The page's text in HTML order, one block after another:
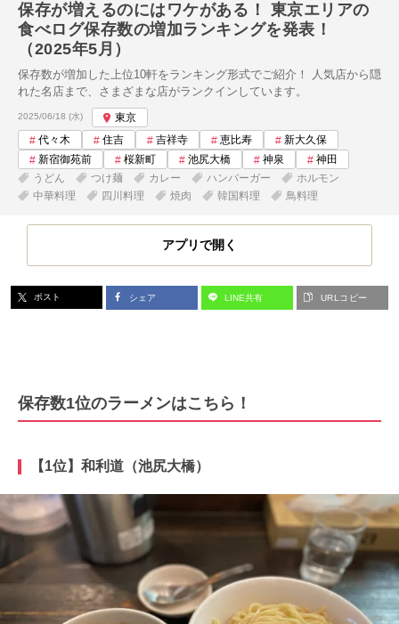
保存が増えるのにはワケがある！ 東京エリアの
食べログ保存数の増加ランキングを発表！
（2025年5月）
保存数が増加した上位10軒をランキング形式でご紹介！ 人気店から隠
れた名店まで、さまざまな店がランクインしています。
投稿日:
2025/06/18 (水)
東京
代々木
住吉 吉祥寺 恵比寿
新大久保
新宿御苑前
桜新町 池尻大橋 神泉
神田
うどん
つけ麺 カレー ハンバーガー
ホルモン
中華料理
四川料理 焼肉 韓国料理 鳥料理
アプリで開く
ポスト シェア LINE共有 URLコピー
保存数1位のラーメンはこちら！
【1位】和利道（池尻大橋）